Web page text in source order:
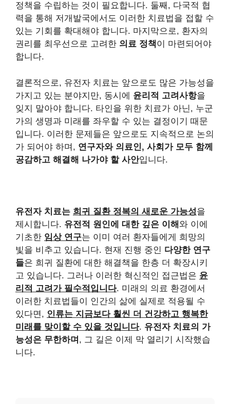
정책을 수립하는 것이 필요합니다. 둘째, 다국적 협
력을 통해 저개발국에서도 이러한 치료법을 접할 수
있는 기회를 확대해야 합니다. 마지막으로, 환자의
권리를 최우선으로 고려한 의료 정책이 마련되어야
합니다.
결론적으로, 유전자 치료는 앞으로도 많은 가능성을
가지고 있는 분야지만, 동시에 윤리적 고려사항을
잊지 말아야 합니다. 타인을 위한 치료가 아닌, 누군
가의 생명과 미래를 좌우할 수 있는 결정이기 때문
입니다. 이러한 문제들은 앞으로도 지속적으로 논의
가 되어야 하며, 연구자와 의료인, 사회가 모두 함께
공감하고 해결해 나가야 할 사안입니다.
유전자 치료는 희귀 질환 정복의 새로운 가능성을
제시합니다. 유전적 원인에 대한 깊은 이해 와 이에
기초한 임상 연구는 이미 여러 환자들에게 희망의
빛을 비추고 있습니다. 현재 진행 중인 다양한 연구
들은 희귀 질환에 대한 해결책을 한층 더 확장시키
고 있습니다. 그러나 이러한 혁신적인 접근법은 윤
리적 고려가 필수적입니다. 미래의 의료 환경에서
이러한 치료법들이 인간의 삶에 실제로 적용될 수
있다면, 인류는 지금보다 훨씬 더 건강하고 행복한
미래를 맞이할 수 있을 것입니다. 유전자 치료의 가
능성은 무한하며 , 그 길은 이제 막 열리기 시작했습
니다.